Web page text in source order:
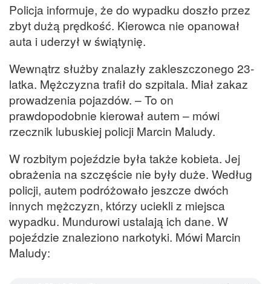
Policja informuje, że do wypadku doszło przez
zbyt dużą prędkość. Kierowca nie opanował
auta i uderzył w świątynię.
Wewnątrz służby znalazły zakleszczonego 23-
latka. Mężczyzna trafił do szpitala. Miał zakaz
prowadzenia pojazdów. – To on
prawdopodobnie kierował autem – mówi
rzecznik lubuskiej policji Marcin Maludy.
W rozbitym pojeździe była także kobieta. Jej
obrażenia na szczęście nie były duże. Według
policji, autem podróżowało jeszcze dwóch
innych mężczyzn, którzy uciekli z miejsca
wypadku. Mundurowi ustalają ich dane. W
pojeździe znaleziono narkotyki. Mówi Marcin
Maludy: